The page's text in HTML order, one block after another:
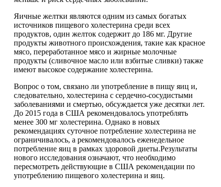
Яичные желтки являются одним из самых богатых
источников пищевого холестерина среди всех
продуктов, один желток содержит до 186 мг. Другие
продукты животного происхождения, такие как красное
мясо, переработанное мясо и жирные молочные
продукты (сливочное масло или взбитые сливки) также
имеют высокое содержание холестерина.
Вопрос о том, связано ли употребление в пищу яиц и,
следовательно, холестерина с сердечно-сосудистыми
заболеваниями и смертью, обсуждается уже десятки лет.
До 2015 года в США рекомендовалось употреблять
менее 300 мг холестерина. Однако в новых
рекомендациях суточное потребление холестерина не
ограничивалось, а рекомендовалось еженедельное
потребление яиц в рамках здоровой диеты.Результаты
нового исследования означают, что необходимо
пересмотреть действующие в США рекомендации по
употреблению пищевого холестерина и яиц.